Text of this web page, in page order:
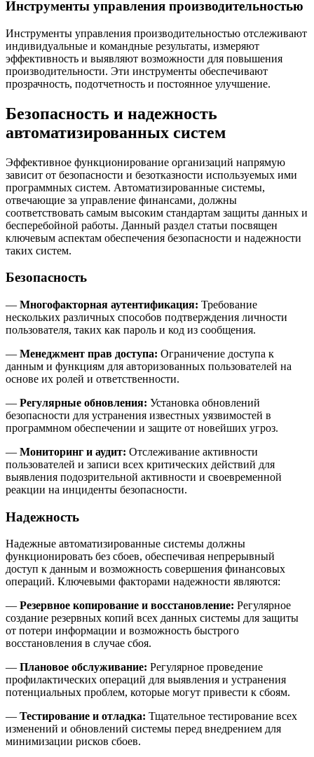
Инструменты управления производительностью
Инструменты управления производительностью отслеживают
индивидуальные и командные результаты, измеряют
эффективность и выявляют возможности для повышения
производительности. Эти инструменты обеспечивают
прозрачность, подотчетность и постоянное улучшение.
Безопасность и надежность
автоматизированных систем
Эффективное функционирование организаций напрямую
зависит от безопасности и безотказности используемых ими
программных систем. Автоматизированные системы,
отвечающие за управление финансами, должны
соответствовать самым высоким стандартам защиты данных и
бесперебойной работы. Данный раздел статьи посвящен
ключевым аспектам обеспечения безопасности и надежности
таких систем.
Безопасность
— Многофакторная аутентификация: Требование
нескольких различных способов подтверждения личности
пользователя, таких как пароль и код из сообщения.
— Менеджмент прав доступа: Ограничение доступа к
данным и функциям для авторизованных пользователей на
основе их ролей и ответственности.
— Регулярные обновления: Установка обновлений
безопасности для устранения известных уязвимостей в
программном обеспечении и защите от новейших угроз.
— Мониторинг и аудит: Отслеживание активности
пользователей и записи всех критических действий для
выявления подозрительной активности и своевременной
реакции на инциденты безопасности.
Надежность
Надежные автоматизированные системы должны
функционировать без сбоев, обеспечивая непрерывный
доступ к данным и возможность совершения финансовых
операций. Ключевыми факторами надежности являются:
— Резервное копирование и восстановление: Регулярное
создание резервных копий всех данных системы для защиты
от потери информации и возможность быстрого
восстановления в случае сбоя.
— Плановое обслуживание: Регулярное проведение
профилактических операций для выявления и устранения
потенциальных проблем, которые могут привести к сбоям.
— Тестирование и отладка: Тщательное тестирование всех
изменений и обновлений системы перед внедрением для
минимизации рисков сбоев.